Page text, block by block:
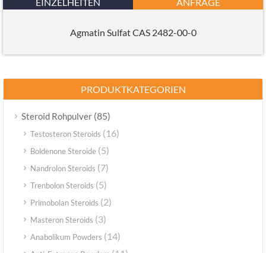
EINZELHEITEN ANFRAGE
Agmatin Sulfat CAS 2482-00-0
PRODUKTKATEGORIEN
Steroid Rohpulver (85)
Testosteron Steroids (16)
Boldenone Steroide (5)
Nandrolon Steroids (7)
Trenbolon Steroids (5)
Primobolan Steroids (2)
Masteron Steroids (3)
Anabolikum Powders (14)